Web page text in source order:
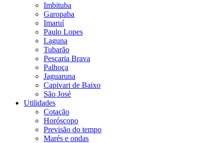
Imbituba
Garopaba
Imaruí
Paulo Lopes
Laguna
Tubarão
Pescaria Brava
Palhoça
Jaguaruna
Capivari de Baixo
São José
Utilidades
Cotação
Horóscopo
Previsão do tempo
Marés e ondas